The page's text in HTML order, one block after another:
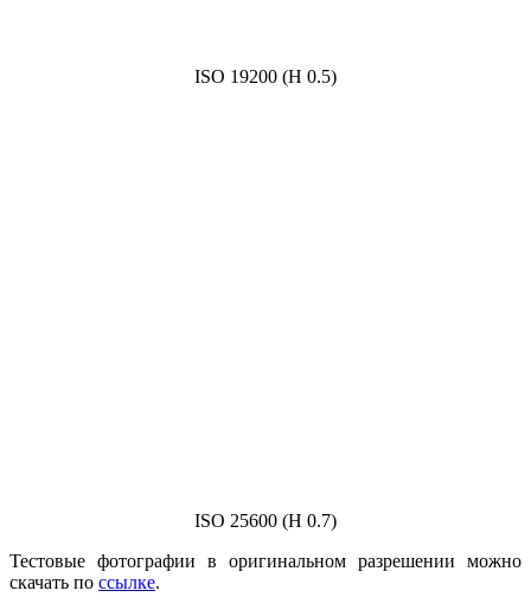
ISO 19200 (H 0.5)
ISO 25600 (H 0.7)
Тестовые фотографии в оригинальном разрешении можно
скачать по ссылке.